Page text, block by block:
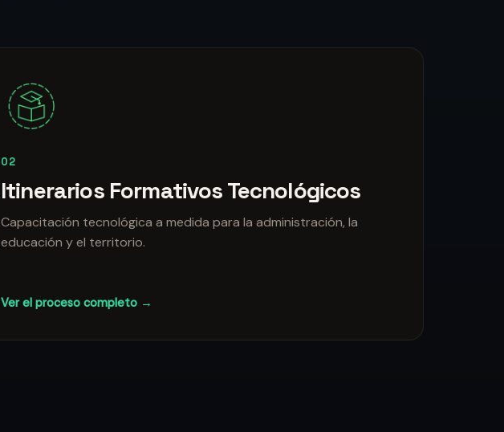
02
Itinerarios Formativos Tecnológicos
Capacitación tecnológica a medida para la administración, la
educación y el territorio.
Ver el proceso completo →